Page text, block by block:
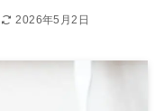
2026年5月2日